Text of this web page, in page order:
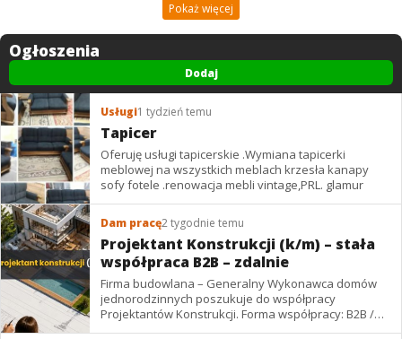
Pokaż więcej
Ogłoszenia
Dodaj
Usługi1 tydzień temu
Tapicer
Oferuję usługi tapicerskie .Wymiana tapicerki
meblowej na wszystkich meblach krzesła kanapy
sofy fotele .renowacja mebli vintage,PRL. glamur
Dam pracę2 tygodnie temu
Projektant Konstrukcji (k/m) – stała
współpraca B2B – zdalnie
Firma budowlana – Generalny Wykonawca domów
jednorodzinnych poszukuje do współpracy
Projektantów Konstrukcji. Forma współpracy: B2B /
podwykonawstwo – zdalnie. Wynagrodzenie: ✔